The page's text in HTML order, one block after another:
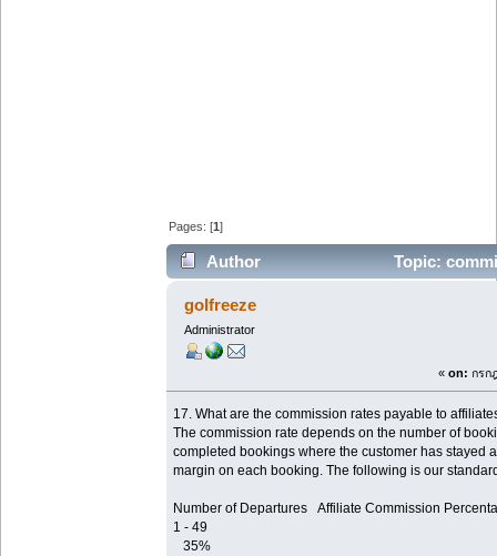
Pages: [1]
Author
Topic:
times)
golfreeze
Administrator
« on: กรก
17. What are the commission rates payable to
The commission rate depends on the number of
completed bookings where the customer has stayed
margin on each booking. The following is our
Number of Departures Affiliate Commission
1 - 49
35%